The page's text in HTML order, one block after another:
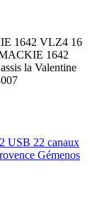
1642 VLZ4 16
1642
la Valentine